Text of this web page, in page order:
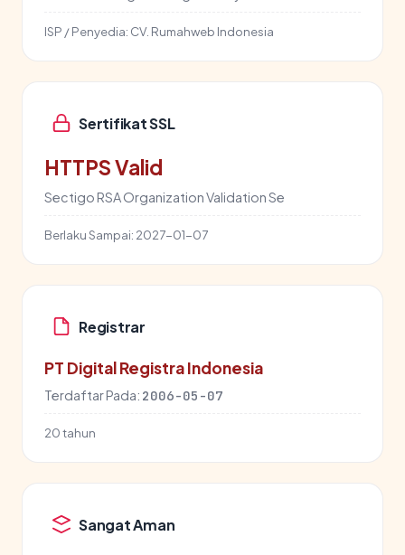
ISP / Penyedia: CV. Rumahweb Indonesia
Sertifikat SSL
HTTPS Valid
Sectigo RSA Organization Validation Se
Berlaku Sampai: 2027-01-07
Registrar
PT Digital Registra Indonesia
Terdaftar Pada: 2006-05-07
20 tahun
Sangat Aman